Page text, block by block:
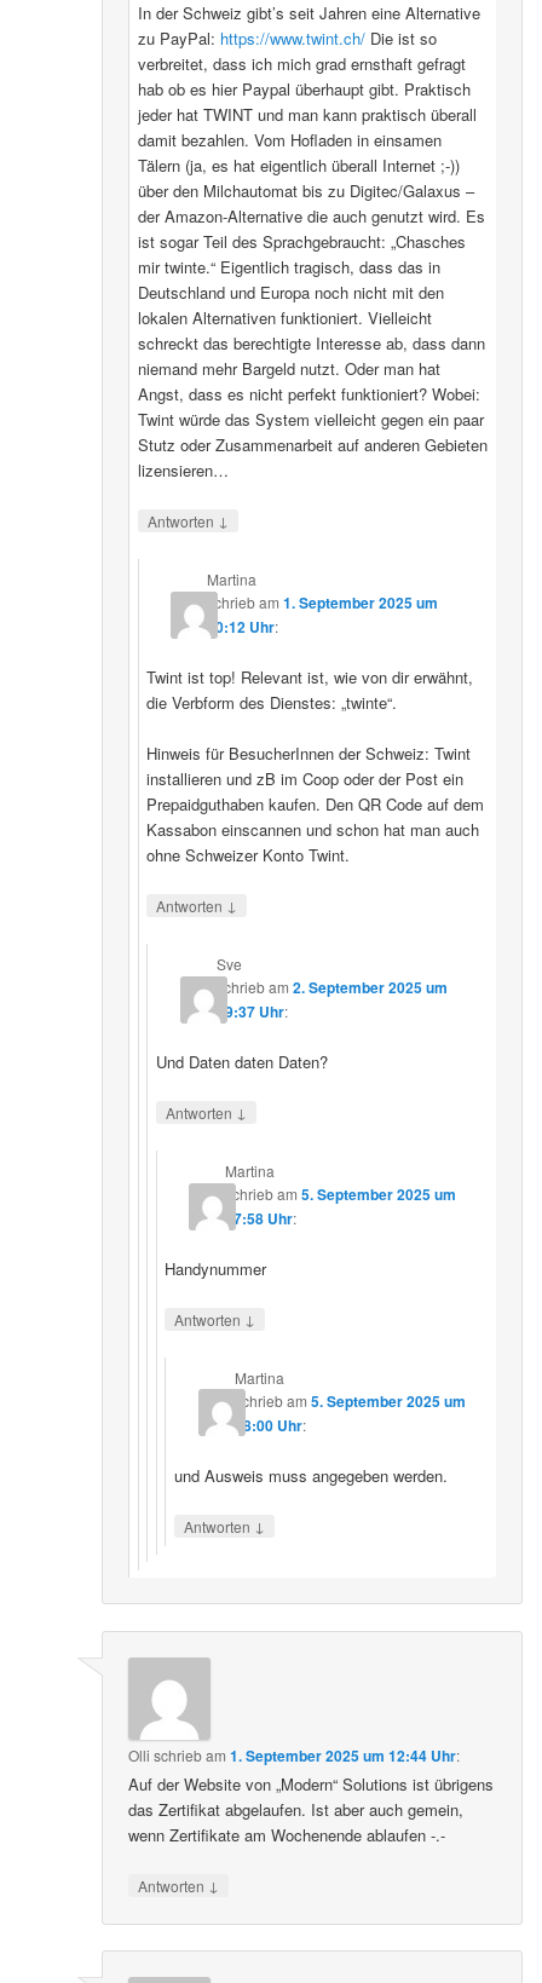
In der Schweiz gibt’s seit Jahren eine Alternative
zu PayPal: https://www.twint.ch/Die ist so
verbreitet, dass ich mich grad ernsthaft gefragt
hab ob es hier Paypal überhaupt gibt. Praktisch
jeder hat TWINT und man kann praktisch überall
damit bezahlen. Vom Hofladen in einsamen
Tälern (ja, es hat eigentlich überall Internet ;-))
über den Milchautomat bis zu Digitec/Galaxus –
der Amazon-Alternative die auch genutzt wird. Es
ist sogar Teil des Sprachgebraucht: „Chasches
mir twinte.“ Eigentlich tragisch, dass das in
Deutschland und Europa noch nicht mit den
lokalen Alternativen funktioniert. Vielleicht
schreckt das berechtigte Interesse ab, dass dann
niemand mehr Bargeld nutzt. Oder man hat
Angst, dass es nicht perfekt funktioniert? Wobei:
Twint würde das System vielleicht gegen ein paar
Stutz oder Zusammenarbeit auf anderen Gebieten
lizensieren…
Antworten ↓
Martina
schriebam1. September 2025 um
20:12 Uhr:
Twint ist top! Relevant ist, wie von dir erwähnt,
die Verbform des Dienstes: „twinte“.
Hinweis für BesucherInnen der Schweiz: Twint
installieren und zB im Coop oder der Post ein
Prepaidguthaben kaufen. Den QR Code auf dem
Kassabon einscannen und schon hat man auch
ohne Schweizer Konto Twint.
Antworten ↓
Sve
schriebam 2. September 2025 um
19:37 Uhr:
Und Daten daten Daten?
Antworten ↓
Martina
schriebam5. September 2025 um
17:58 Uhr:
Handynummer
Antworten ↓
Martina
schriebam 5. September 2025 um
18:00 Uhr:
und Ausweis muss angegeben werden.
Antworten ↓
Olli schriebam1. September 2025 um 12:44 Uhr:
Auf der Website von „Modern“ Solutions ist übrigens
das Zertifikat abgelaufen. Ist aber auch gemein,
wenn Zertifikate am Wochenende ablaufen -.-
Antworten ↓